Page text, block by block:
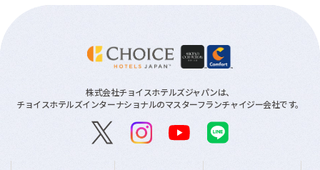
株式会社チョイスホテルズジャパンは、
チョイスホテルズインターナショナルのマスターフランチャイジー会社です。